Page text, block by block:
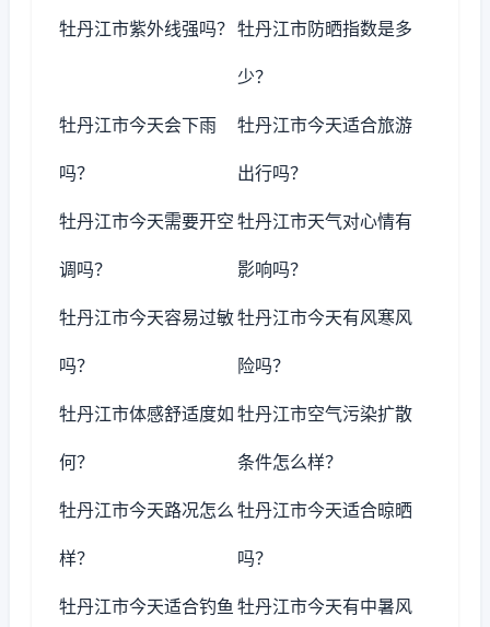
牡丹江市紫外线强吗？ 牡丹江市防晒指数是多
少？
牡丹江市今天会下雨
吗？
牡丹江市今天适合旅游
出行吗？
牡丹江市今天需要开空
调吗？
牡丹江市天气对心情有
影响吗？
牡丹江市今天容易过敏
吗？
牡丹江市今天有风寒风
险吗？
牡丹江市体感舒适度如
何？
牡丹江市空气污染扩散
条件怎么样？
牡丹江市今天路况怎么
样？
牡丹江市今天适合晾晒
吗？
牡丹江市今天适合钓鱼 牡丹江市今天有中暑风